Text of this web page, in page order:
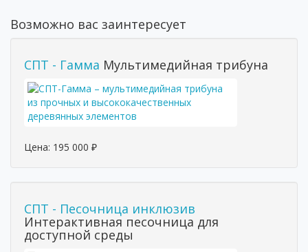
Возможно вас заинтересует
СПТ - Гамма Мультимедийная трибуна
Цена: 195 000 ₽
СПТ - Песочница инклюзив
Интерактивная песочница для
доступной среды